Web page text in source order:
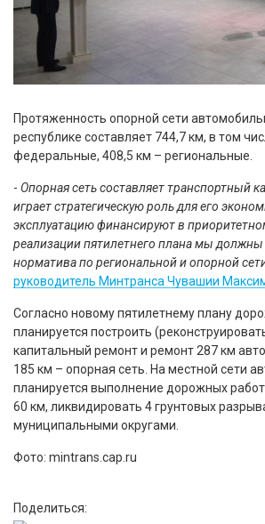
Протяженность опорной сети
республике составляет 744,7 км, в том
федеральные, 408,5 км – региональные.
- Опорная сеть составляет транспортный
играет стратегическую роль для его
эксплуатацию финансируют в
реализации пятилетнего плана мы должны
норматива по региональной и опорной
руководитель Минтранса Чувашии
Согласно новому пятилетнему плану
планируется построить
капитальный ремонт и ремонт 287 км
185 км – опорная сеть. На местной сети
планируется выполнение дорожных
60 км, ликвидировать 4 грунтовых
муниципальными округами.
Фото: mintrans.cap.ru
Поделиться: